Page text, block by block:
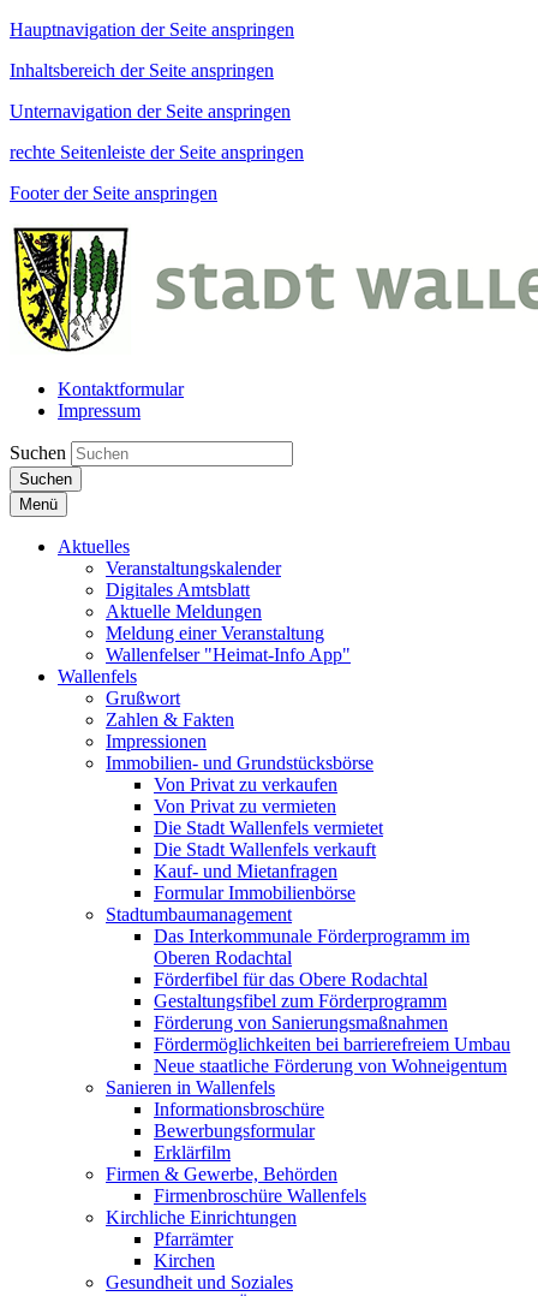
Hauptnavigation der Seite anspringen
Inhaltsbereich der Seite anspringen
Unternavigation der Seite anspringen
rechte Seitenleiste der Seite anspringen
Footer der Seite anspringen
Kontaktformular
Impressum
Suchen
Suchen
Menü
Aktuelles
Veranstaltungskalender
Digitales Amtsblatt
Aktuelle Meldungen
Meldung einer Veranstaltung
Wallenfelser "Heimat-Info App"
Wallenfels
Grußwort
Zahlen & Fakten
Impressionen
Immobilien- und Grundstücksbörse
Von Privat zu verkaufen
Von Privat zu vermieten
Die Stadt Wallenfels vermietet
Die Stadt Wallenfels verkauft
Kauf- und Mietanfragen
Formular Immobilienbörse
Stadtumbaumanagement
Das Interkommunale Förderprogramm im
Oberen Rodachtal
Förderfibel für das Obere Rodachtal
Gestaltungsfibel zum Förderprogramm
Förderung von Sanierungsmaßnahmen
Fördermöglichkeiten bei barrierefreiem Umbau
Neue staatliche Förderung von Wohneigentum
Sanieren in Wallenfels
Informationsbroschüre
Bewerbungsformular
Erklärfilm
Firmen & Gewerbe, Behörden
Firmenbroschüre Wallenfels
Kirchliche Einrichtungen
Pfarrämter
Kirchen
Gesundheit und Soziales